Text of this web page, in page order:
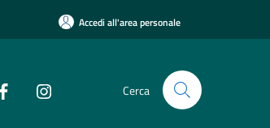
Accedi all'area personale
Cerca